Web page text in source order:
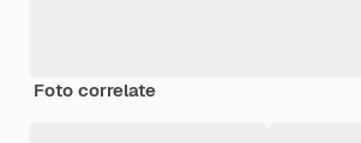
Foto correlate